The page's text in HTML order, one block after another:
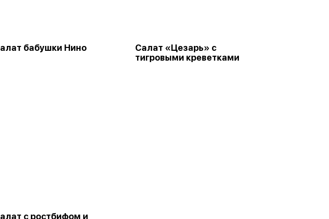
бабушки Нино
Салат «Цезарь» с
тигровыми креветками
с ростбифом и